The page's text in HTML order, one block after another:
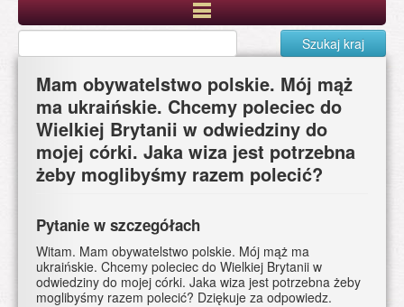
Szukaj kraj
Mam obywatelstwo polskie. Mój mąż
ma ukraińskie. Chcemy poleciec do
Wielkiej Brytanii w odwiedziny do
mojej córki. Jaka wiza jest potrzebna
żeby moglibyśmy razem polecić?
Pytanie w szczegółach
Witam. Mam obywatelstwo polskie. Mój mąż ma
ukraińskie. Chcemy poleciec do Wielkiej Brytanii w
odwiedziny do mojej córki. Jaka wiza jest potrzebna żeby
moglibyśmy razem polecić? Dziękuje za odpowiedz.